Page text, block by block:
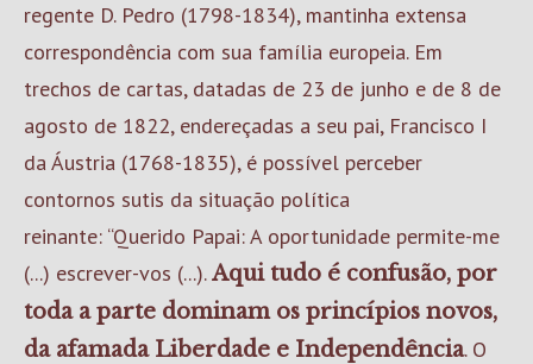
regente D. Pedro (1798-1834), mantinha extensa
correspondência com sua família europeia. Em
trechos de cartas, datadas de 23 de junho e de 8 de
agosto de 1822, endereçadas a seu pai, Francisco I
da Áustria (1768-1835), é possível perceber
contornos sutis da situação política
reinante: “Querido Papai: A oportunidade permite-me
(...) escrever-vos (...).Aqui tudo é confusão, por
toda a parte dominam os princípios novos,
da afamada Liberdade e Independência. O